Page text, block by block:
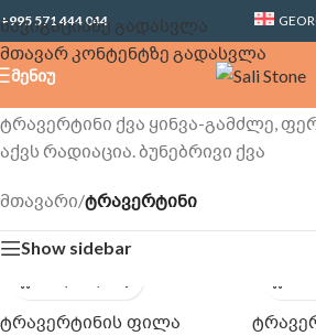
ნავიგაციაზე გადასვლა
მთავარ კონტენტზე გადასვლა
+995 571 444 044
ᲛᲔᲜᲘᲣ
ტრავერტინი ქვა ყინვა-გამძლე,
აქვს რადიაცია. ბუნებრივი ქვა
მთავარი/ტრავერტინი
Show sidebar
ტრავერტინის ფილა